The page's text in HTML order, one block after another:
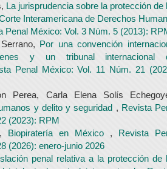
La jurisprudencia sobre la protección de
Interamericana de Derechos
Penal México: Vol. 3 Núm. 5 (2013):
Por una convención
y un tribunal internacional
Penal México: Vol. 11 Núm. 21
Perea, Carla Elena Solís
y delito y seguridad , Revista
(2023): RPM
Biopiratería en México , Revista
(2026): enero-junio 2026
penal relativa a la protección de